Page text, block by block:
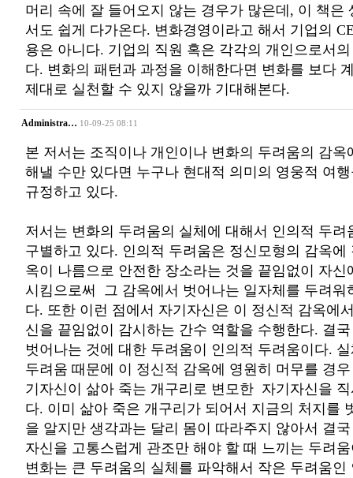
머리 속에 잘 들어오지 않는 경우가 많은데, 이 책은
서도 쉽게 다가온다. 변화경영이라고 해서 기업의
용은 아니다. 기업의 직원 혹은 각각의 개인으로서
다. 변화의 패턴과 과정을 이해한다면 변화를 보다
제대로 실천할 수 있지 않을까 기대해본다.
Administra… 10-09-25 08:11
본 저서는 조직이나 개인이나 변화의 두려움의 감옥
해낼 수만 있다면 누구나 현대적 의미의 영웅적 여
규정하고 있다.
저서는 변화의 두려움의 실체에 대해서 인의적 두려
구별하고 있다. 인의적 두려움은 정신모형의 감옥에
옥이 나름으로 안전한 장소라는 것을 끝임없이 자신
시킴으로써 그 감옥에서 벗어나는 일자체를 두려워
다. 또한 이런 점에서 자기자신은 이 정신적 감옥에
신을 끝임없이 감시하는 간수 역할을 수행한다. 결
벗어나는 것에 대한 두려움이 인의적 두려움이다.
두려움 때문에 이 정신적 감옥에 영원히 머무를 경
기자신이 삶아 죽는 개구리로 변모한 자기자신을
다. 이미 삶아 죽은 개구리가 되어서 지금의 처지를
을 알지만 생각과는 달리 몸이 따라주지 않아서 결
자신을 고통스럽게 관조만 해야 할 때 느끼는 두려
변화는 큰 두려움의 실체를 파악해서 작은 두려움